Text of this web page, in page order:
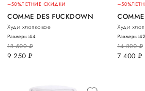
–50%ЛЕТНИЕ СКИДКИ
COMME DES FUCKDOWN
Худи хлопковое
18 500руб.
9 250 руб.
Размеры:44
–50%
Худи
14 800руб.
7 400 руб.
Размеры:42